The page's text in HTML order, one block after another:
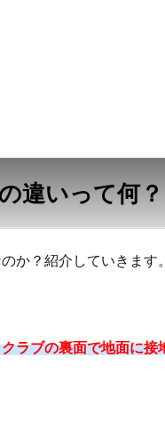
違いって何？
か？紹介していきます。
ラブの裏面で地面に